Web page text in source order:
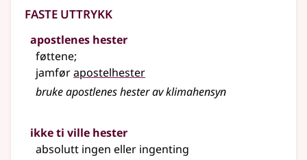
Faste uttrykk
apostlenes hester
føttene;
jamførapostelhester
bruke apostlenes hester av klimahensyn
ikke ti ville hester
absolutt ingen eller ingenting